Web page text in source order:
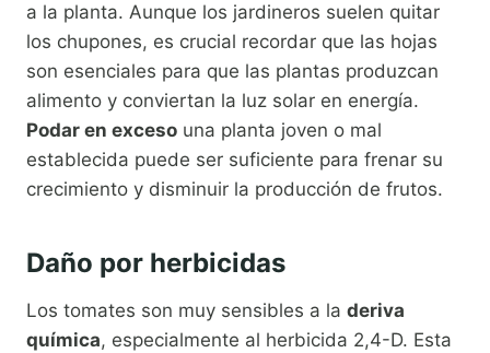
a la planta. Aunque los jardineros suelen quitar
los chupones, es crucial recordar que las hojas
son esenciales para que las plantas produzcan
alimento y conviertan la luz solar en energía.
Podar en exceso una planta joven o mal
establecida puede ser suficiente para frenar su
crecimiento y disminuir la producción de frutos.
Daño por herbicidas
Los tomates son muy sensibles a la deriva
química, especialmente al herbicida 2,4-D. Esta